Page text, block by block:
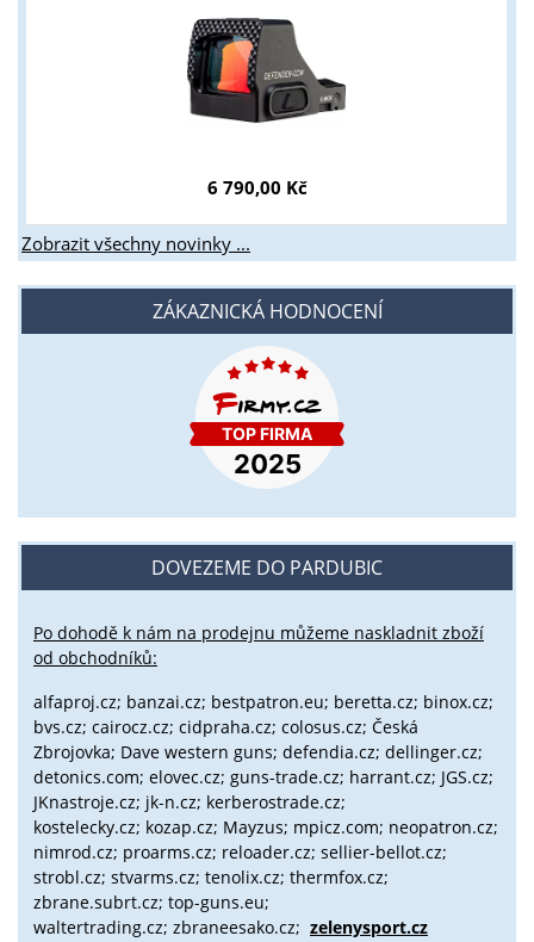
6 790,00 Kč
Zobrazit všechny novinky ...
ZÁKAZNICKÁ HODNOCENÍ
DOVEZEME DO PARDUBIC
Po dohodě k nám na prodejnu můžeme naskladnit zboží
od obchodníků:
alfaproj.cz; banzai.cz; bestpatron.eu; beretta.cz; binox.cz;
bvs.cz; cairocz.cz; cidpraha.cz; colosus.cz; Česká
Zbrojovka; Dave western guns; defendia.cz; dellinger.cz;
detonics.com; elovec.cz; guns-trade.cz; harrant.cz; JGS.cz;
JKnastroje.cz; jk-n.cz; kerberostrade.cz;
kostelecky.cz; kozap.cz; Mayzus; mpicz.com; neopatron.cz;
nimrod.cz; proarms.cz; reloader.cz; sellier-bellot.cz;
strobl.cz; stvarms.cz; tenolix.cz; thermfox.cz;
zbrane.subrt.cz; top-guns.eu;
waltertrading.cz; zbraneesako.cz; zelenysport.cz